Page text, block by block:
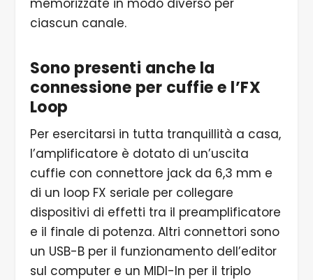
ciascun canale.
Sono presenti anche la
connessione per cuffie e l’FX
Loop
Per esercitarsi in tutta tranquillità a casa,
l’amplificatore è dotato di un’uscita
cuffie con connettore jack da 6,3 mm e
di un loop FX seriale per collegare
dispositivi di effetti tra il preamplificatore
e il finale di potenza. Altri connettori sono
un USB-B per il funzionamento dell’editor
sul computer e un MIDI-In per il triplo